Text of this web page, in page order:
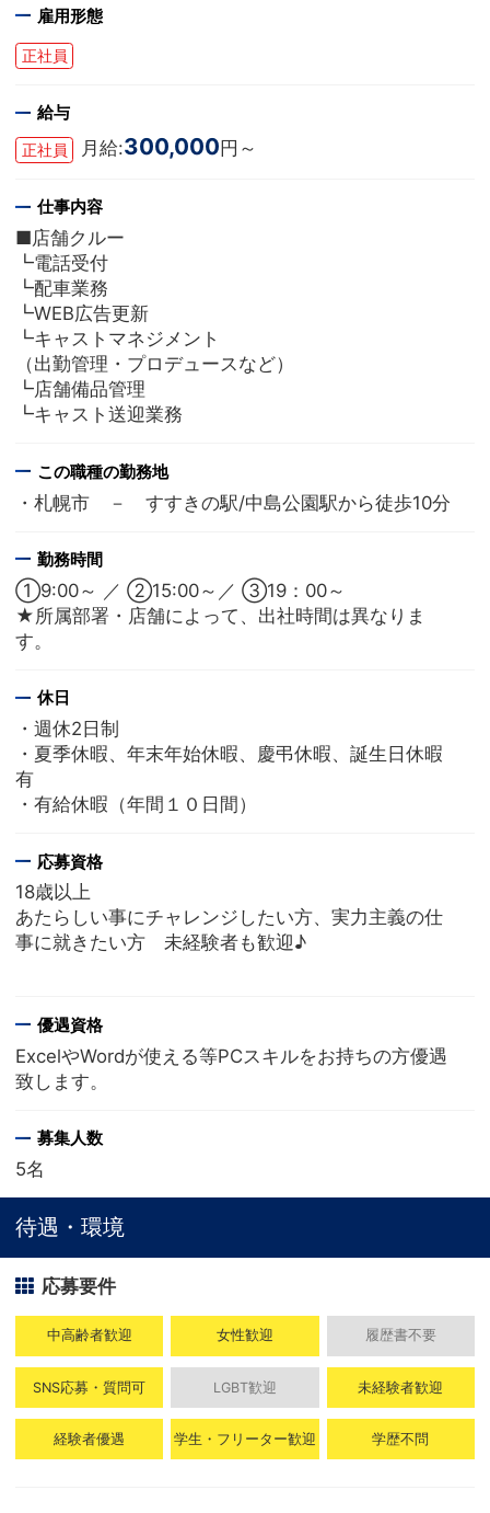
雇用形態
正社員
給与
正社員 月給:300,000 円～
仕事内容
■店舗クルー
┗電話受付
┗配車業務
┗WEB広告更新
┗キャストマネジメント
（出勤管理・プロデュースなど）
┗店舗備品管理
┗キャスト送迎業務
この職種の勤務地
・札幌市 － すすきの駅/中島公園駅から徒歩10分
勤務時間
①9:00～ ／ ②15:00～／ ③19：00～
★所属部署・店舗によって、出社時間は異なりま
す。
休日
・週休2日制
・夏季休暇、年末年始休暇、慶弔休暇、誕生日休暇
有
・有給休暇（年間１０日間）
応募資格
18歳以上
あたらしい事にチャレンジしたい方、実力主義の仕
事に就きたい方 未経験者も歓迎♪
優遇資格
ExcelやWordが使える等PCスキルをお持ちの方優遇
致します。
募集人数
5名
待遇・環境
応募要件
中高齢者歓迎 女性歓迎 履歴書不要
SNS応募・質問可 LGBT歓迎 未経験者歓迎
経験者優遇 学生・フリーター歓迎 学歴不問